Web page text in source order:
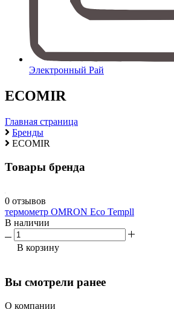
Электронный Рай
ECOMIR
Главная страница
Бренды
ECOMIR
Товары бренда
0 отзывов
термометр OMRON Eco Templl
В наличии
В корзину
Вы смотрели ранее
О компании